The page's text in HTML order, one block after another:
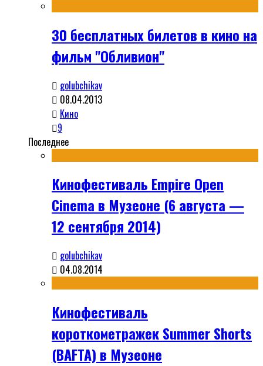
30 бесплатных билетов в кино на
фильм "Обливион"
golubchikav
08.04.2013
Кино
9
Последнее
Кинофестиваль Empire Open
Cinema в Музеоне (6 августа —
12 сентября 2014)
golubchikav
04.08.2014
Кинофестиваль
короткометражек Summer Shorts
(BAFTA) в Музеоне